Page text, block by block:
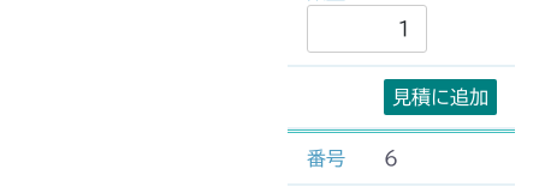
見積に追加
6